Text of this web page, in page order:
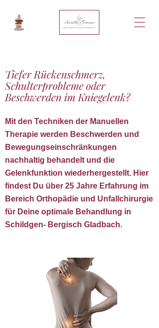
Tiefer Rückenschmerz,
Schulterprobleme oder
Beschwerden im Kniegelenk?
Mit den Techniken der Manuellen
Therapie werden Beschwerden und
Bewegungseinschränkungen
nachhaltig behandelt und die
Gelenkfunktion wiederhergestellt. Hier
findest Du über 25 Jahre Erfahrung im
Bereich Orthopädie und Unfallchirurgie
für Deine optimale Behandlung in
Schildgen- Bergisch Gladbach.